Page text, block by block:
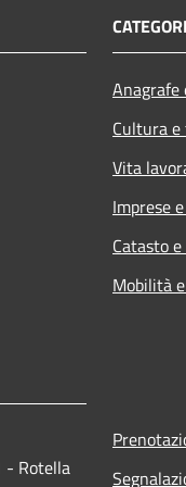
Cultura
Vita
Imprese
Catasto
Mobilità
- Rotella